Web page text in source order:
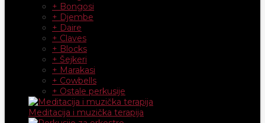
+ Bongosi
+ Djembe
+ Daire
+ Claves
+ Blocks
+ Šejkeri
+ Marakasi
+ Cowbells
+ Ostale perkusije
Meditacija i muzička terapija